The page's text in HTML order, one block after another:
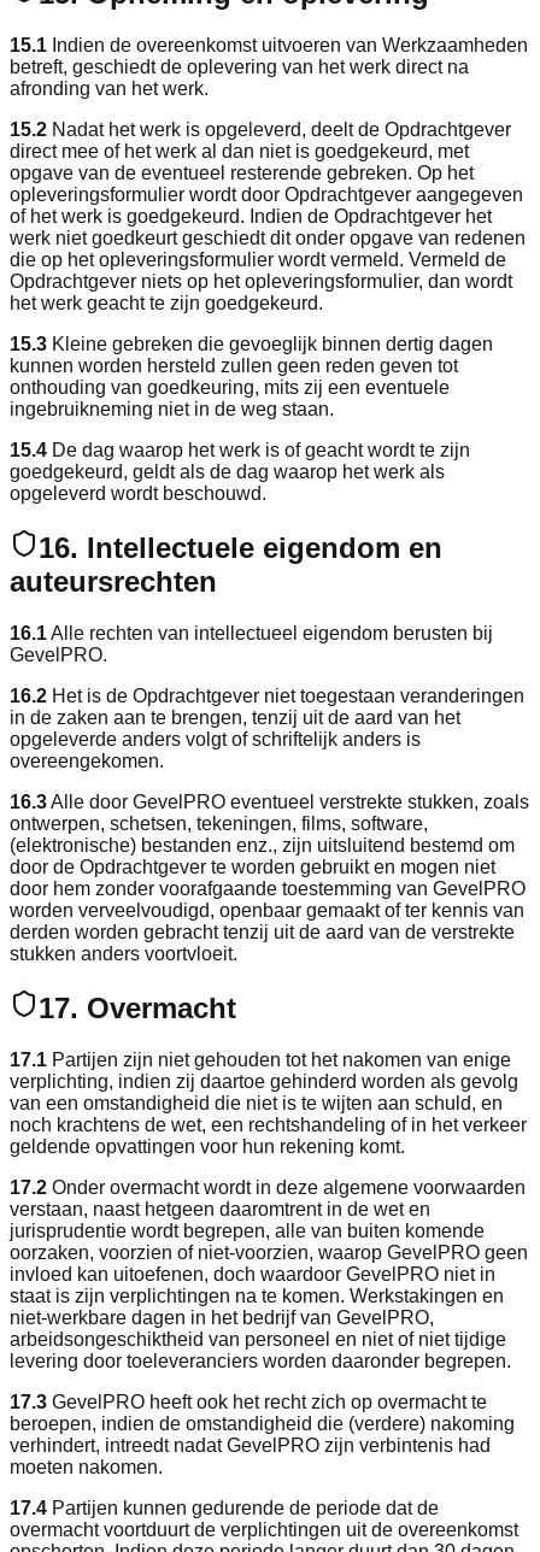
15.1 Indien de overeenkomst uitvoeren van Werkzaamheden
betreft, geschiedt de oplevering van het werk direct na
afronding van het werk.
15.2 Nadat het werk is opgeleverd, deelt de Opdrachtgever
direct mee of het werk al dan niet is goedgekeurd, met
opgave van de eventueel resterende gebreken. Op het
opleveringsformulier wordt door Opdrachtgever aangegeven
of het werk is goedgekeurd. Indien de Opdrachtgever het
werk niet goedkeurt geschiedt dit onder opgave van redenen
die op het opleveringsformulier wordt vermeld. Vermeld de
Opdrachtgever niets op het opleveringsformulier, dan wordt
het werk geacht te zijn goedgekeurd.
15.3 Kleine gebreken die gevoeglijk binnen dertig dagen
kunnen worden hersteld zullen geen reden geven tot
onthouding van goedkeuring, mits zij een eventuele
ingebruikneming niet in de weg staan.
15.4 De dag waarop het werk is of geacht wordt te zijn
goedgekeurd, geldt als de dag waarop het werk als
opgeleverd wordt beschouwd.
16. Intellectuele eigendom en
auteursrechten
16.1Alle rechten van intellectueel eigendom berusten bij
GevelPRO.
16.2 Het is de Opdrachtgever niet toegestaan veranderingen
in de zaken aan te brengen, tenzij uit de aard van het
opgeleverde anders volgt of schriftelijk anders is
overeengekomen.
16.3Alle door GevelPRO eventueel verstrekte stukken, zoals
ontwerpen, schetsen, tekeningen, films, software,
(elektronische) bestanden enz., zijn uitsluitend bestemd om
door de Opdrachtgever te worden gebruikt en mogen niet
door hem zonder voorafgaande toestemming van GevelPRO
worden verveelvoudigd, openbaar gemaakt of ter kennis van
derden worden gebracht tenzij uit de aard van de verstrekte
stukken anders voortvloeit.
17. Overmacht
17.1 Partijen zijn niet gehouden tot het nakomen van enige
verplichting, indien zij daartoe gehinderd worden als gevolg
van een omstandigheid die niet is te wijten aan schuld, en
noch krachtens de wet, een rechtshandeling of in het verkeer
geldende opvattingen voor hun rekening komt.
17.2 Onder overmacht wordt in deze algemene voorwaarden
verstaan, naast hetgeen daaromtrent in de wet en
jurisprudentie wordt begrepen, alle van buiten komende
oorzaken, voorzien of niet-voorzien, waarop GevelPRO geen
invloed kan uitoefenen, doch waardoor GevelPRO niet in
staat is zijn verplichtingen na te komen. Werkstakingen en
niet-werkbare dagen in het bedrijf van GevelPRO,
arbeidsongeschiktheid van personeel en niet of niet tijdige
levering door toeleveranciers worden daaronder begrepen.
17.3 GevelPRO heeft ook het recht zich op overmacht te
beroepen, indien de omstandigheid die (verdere) nakoming
verhindert, intreedt nadat GevelPRO zijn verbintenis had
moeten nakomen.
17.4 Partijen kunnen gedurende de periode dat de
overmacht voortduurt de verplichtingen uit de overeenkomst